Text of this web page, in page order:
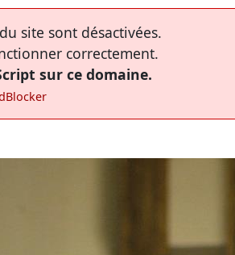
site sont désactivées.
correctement.
sur ce domaine.